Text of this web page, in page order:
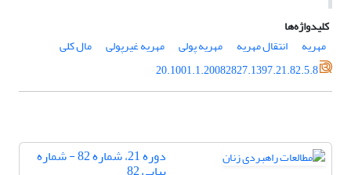
کلیدواژه‌ها
مهریه
انتقال مهریه مهریه پولی مهریه غیرپولی
مال کلی
20.1001.1.20082827.1397.21.82.5.8
دوره 21، شماره 82 - شماره